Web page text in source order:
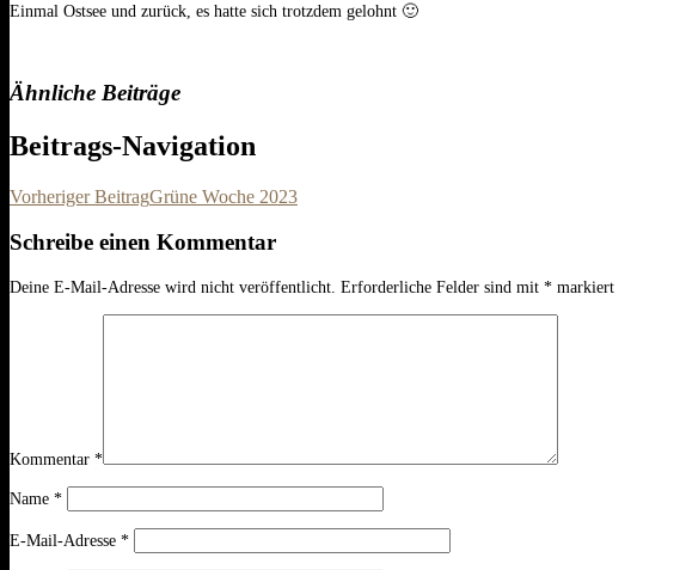
Einmal Ostsee und zurück, es hatte sich trotzdem gelohnt 🙂
Ähnliche Beiträge
Beitrags-Navigation
Vorheriger BeitragGrüne Woche 2023
Schreibe einen Kommentar
Deine E-Mail-Adresse wird nicht veröffentlicht. Erforderliche Felder sind mit * markiert
Kommentar *
Name *
E-Mail-Adresse *